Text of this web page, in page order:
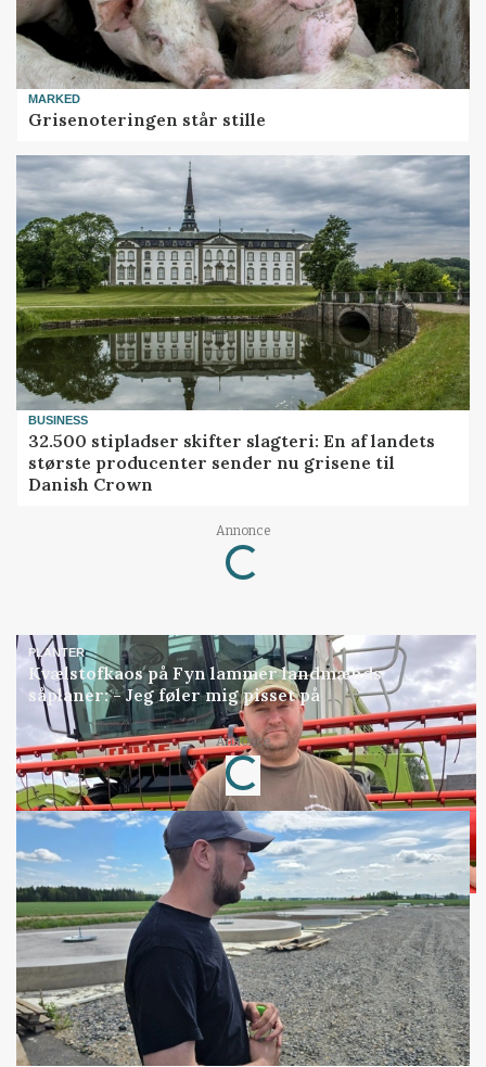
MARKED
Grisenoteringen står stille
BUSINESS
32.500 stipladser skifter slagteri: En af landets
største producenter sender nu grisene til
Danish Crown
Annonce
Loading...
PLANTER
Kvælstofkaos på Fyn lammer landmænds
såplaner: - Jeg føler mig pisset på
Annonce
Loading...